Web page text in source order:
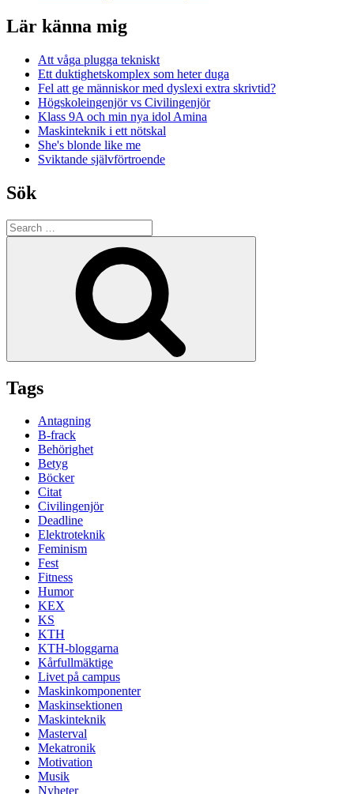
Lär känna mig
Att våga plugga tekniskt
Ett duktighetskomplex som heter duga
Fel att ge människor med dyslexi extra skrivtid?
Högskoleingenjör vs Civilingenjör
Klass 9A och min nya idol Amina
Maskinteknik i ett nötskal
She's blonde like me
Sviktande självförtroende
Sök
Search
for:
Tags
Antagning
B-frack
Behörighet
Betyg
Böcker
Citat
Civilingenjör
Deadline
Elektroteknik
Feminism
Fest
Fitness
Humor
KEX
KS
KTH
KTH-bloggarna
Kårfullmäktige
Livet på campus
Maskinkomponenter
Maskinsektionen
Maskinteknik
Masterval
Mekatronik
Motivation
Musik
Nyheter